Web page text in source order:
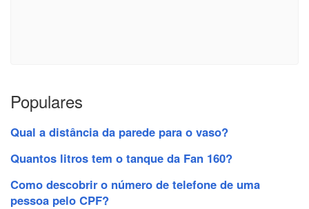
Populares
Qual a distância da parede para o vaso?
Quantos litros tem o tanque da Fan 160?
Como descobrir o número de telefone de uma
pessoa pelo CPF?